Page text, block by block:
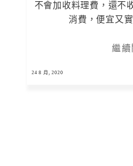
不會加收料理費，還不
消費，便宜又
繼續
24 8 月, 2020